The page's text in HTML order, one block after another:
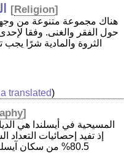
[Religion]
حول الفقر والغنى. وفقا
الثروة والمادية شرًا
translated)
]
80.5% من سكان